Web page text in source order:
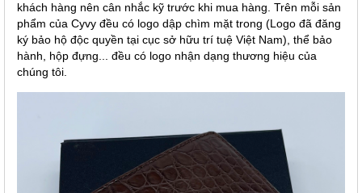
khách hàng nên cân nhắc kỹ trước khi mua hàng. Trên mỗi sản
phẩm của Cyvy đều có logo dập chìm mặt trong (Logo đã đăng
ký bảo hộ độc quyền tại cục sở hữu trí tuệ Việt Nam), thể bảo
hành, hộp đựng... đều có logo nhận dạng thương hiệu của
chúng tôi.